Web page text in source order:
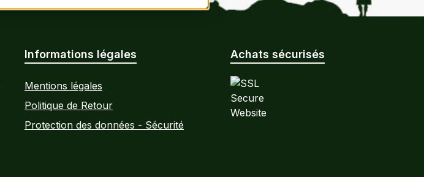
Informations légales
Mentions légales
Politique de Retour
Protection des données - Sécurité
Achats sécurisés